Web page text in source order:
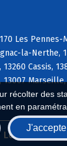
récolter des
en
J'accepte
Les
la-Nerthe,
Cassis,
Le réseau